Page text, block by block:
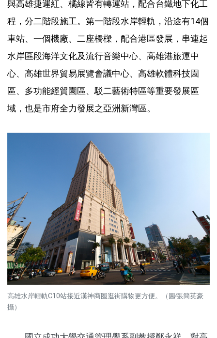
與高雄捷運紅、橘線皆有轉運站，配合台鐵地下化工
程，分二階段施工。第一階段水岸輕軌，沿途有14個
車站、一個機廠、二座橋樑，配合港區發展，串連起
水岸區段海洋文化及流行音樂中心、高雄港旅運中
心、高雄世界貿易展覽會議中心、高雄軟體科技園
區、多功能經貿園區、駁二藝術特區等重要發展區
域，也是市府全力發展之亞洲新灣區。
高雄水岸輕軌C10站接近漢神商圈逛街購物更方便。（圖∕張簡英豪
攝）